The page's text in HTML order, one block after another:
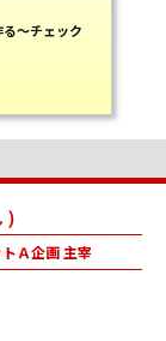
～チェック
Ａ企画 主宰